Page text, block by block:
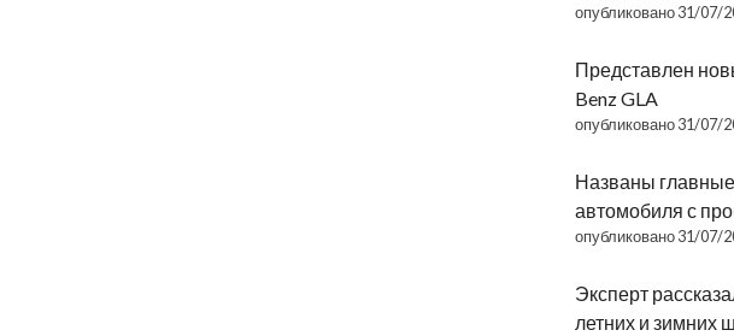
опубликовано 31/07/
Представлен
Benz GLA
опубликовано 31/07/
Названы
автомобиля с
опубликовано 31/07/
Эксперт
летних и зимних